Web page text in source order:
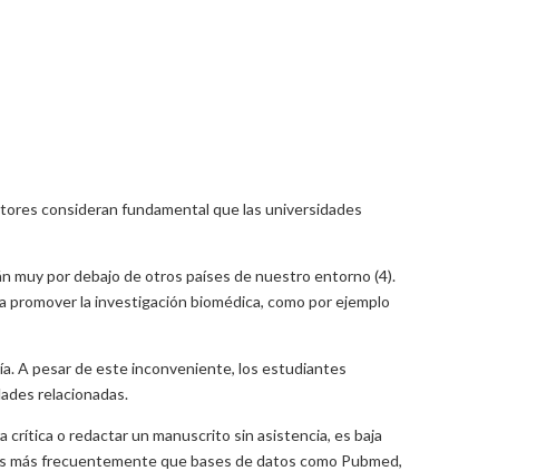
consideran fundamental que las universidades
muy por debajo de otros países de nuestro entorno (4).
la investigación biomédica, como por ejemplo
A pesar de este inconveniente, los estudiantes
relacionadas.
o redactar un manuscrito sin asistencia, es baja
más frecuentemente que bases de datos como Pubmed,